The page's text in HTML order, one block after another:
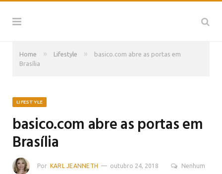
Home » Lifestyle »
basico.com abre as portas em
Brasília
LIFESTYLE
basico.com abre as portas em
Brasília
Por KARL JEANNETH outubro 24, 2018 Nenhum